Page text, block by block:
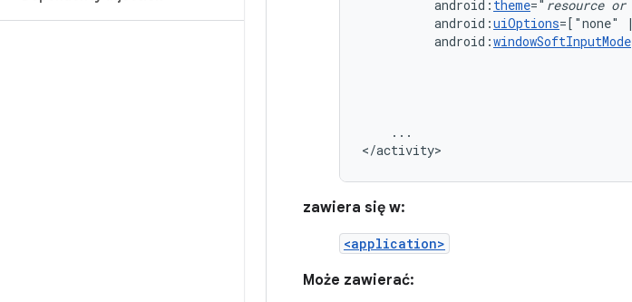
android: theme=" resource or
android:uiOptions=["none" |
android:windowSoftInputMode
...
</activity>
zawiera się w:
<application>
Może zawierać: